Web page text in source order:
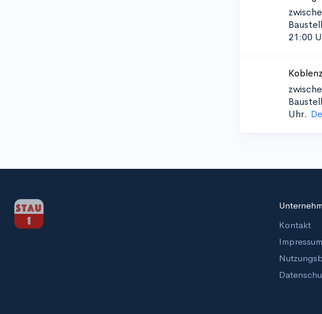
21:00
Koblenz
Uhr.
Kontakt
Impressum